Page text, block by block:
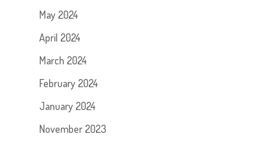
May 2024
April 2024
March 2024
February 2024
January 2024
November 2023